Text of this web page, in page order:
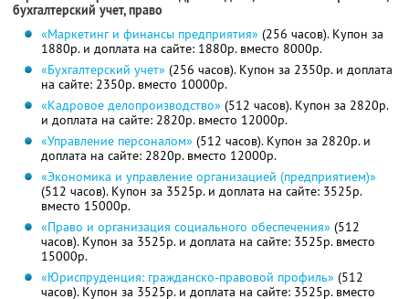
бухгалтерский учет, право
«Маркетинг и финансы предприятия» (256 часов). Купон за
1880р. и доплата на сайте: 1880р. вместо 8000р.
«Бухгалтерский учет» (256 часов). Купон за 2350р. и доплата
на сайте: 2350р. вместо 10000р.
«Кадровое делопроизводство» (512 часов). Купон за 2820р.
и доплата на сайте: 2820р. вместо 12000р.
«Управление персоналом» (512 часов). Купон за 2820р. и
доплата на сайте: 2820р. вместо 12000р.
«Экономика и управление организацией (предприятием)»
(512 часов). Купон за 3525р. и доплата на сайте: 3525р.
вместо 15000р.
«Право и организация социального обеспечения» (512
часов). Купон за 3525р. и доплата на сайте: 3525р. вместо
15000р.
«Юриспруденция: гражданско-правовой профиль» (512
часов). Купон за 3525р. и доплата на сайте: 3525р. вместо